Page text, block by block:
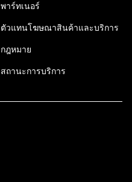
พาร์ทเนอร์
ตัวแทนโฆษณาสินค้าและบริการ
กฎหมาย
สถานะการบริการ